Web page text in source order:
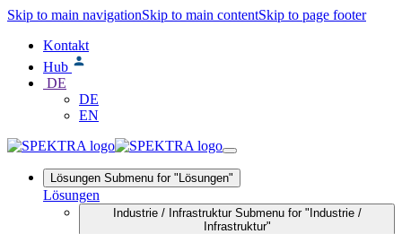
Skip to main navigationSkip to main contentSkip to page footer
Kontakt
Hub
DE
DE
EN
Lösungen Submenu for "Lösungen"
Lösungen
Industrie / Infrastruktur Submenu for "Industrie /
Infrastruktur"